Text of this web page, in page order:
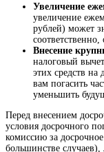
Увеличение
увеличение
рублей) может
Внесение
налоговый
этих средств
вам погасить
уменьшить
Перед внесением
условия досрочного
комиссию за
большинстве